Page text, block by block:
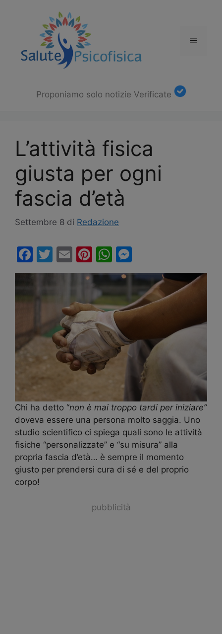
Menu
Proponiamo solo notizie Verificate
L’attività fisica
giusta per ogni
fascia d’età
Settembre 8 di Redazione
F
a
e
o
k
T
w
er
E
m
l
Pi
nt
er
e
st
W
h
at
s
A
p
p
e
s
s
e
g
er
Chi ha detto “non è mai troppo tardi per iniziare”
doveva essere una persona molto saggia. Uno
studio scientifico ci spiega quali sono le attività
fisiche “personalizzate” e “su misura” alla
propria fascia d’età… è sempre il momento
giusto per prendersi cura di sé e del proprio
corpo!
pubblicità